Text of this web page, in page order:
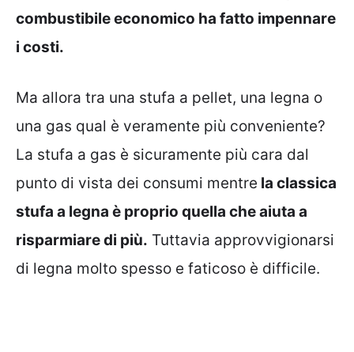
combustibile economico ha fatto impennare
i costi.
Ma allora tra una stufa a pellet, una legna o
una gas qual è veramente più conveniente?
La stufa a gas è sicuramente più cara dal
punto di vista dei consumi mentre la classica
stufa a legna è proprio quella che aiuta a
risparmiare di più. Tuttavia approvvigionarsi
di legna molto spesso e faticoso è difficile.